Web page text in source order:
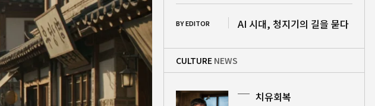
BY EDITOR AI 시대, 청지기의 길을 묻다
CULTURE NEWS
치유회복